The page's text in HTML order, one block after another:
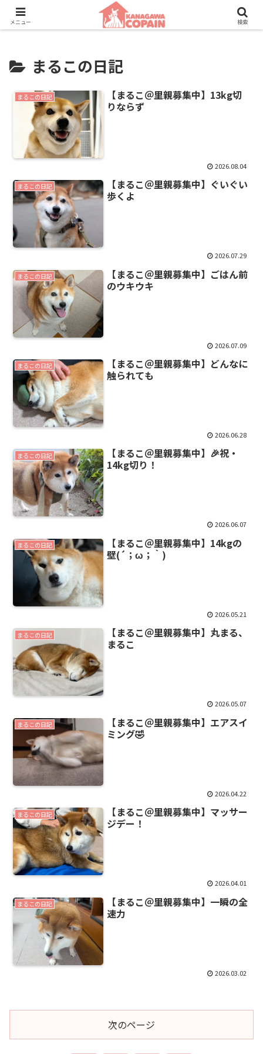
保護動物たちに、新しい家族との素敵な出会いを。
まるこの日記
まるこの日記
【まるこ＠里親募集中】13kg切
りならず
2026.08.04
まるこの日記
【まるこ＠里親募集中】ぐいぐい
歩くよ
2026.07.29
まるこの日記
【まるこ＠里親募集中】ごはん前
のウキウキ
2026.07.09
まるこの日記
【まるこ＠里親募集中】どんなに
触られても
2026.06.28
まるこの日記
【まるこ＠里親募集中】🎉祝・
14kg切り！
2026.06.07
まるこの日記
【まるこ＠里親募集中】14kgの
壁(´；ω；｀)
2026.05.21
まるこの日記
【まるこ＠里親募集中】丸まる、
まるこ
2026.05.07
まるこの日記
【まるこ＠里親募集中】エアスイ
ミング🤣
2026.04.22
まるこの日記
【まるこ＠里親募集中】マッサー
ジデー！
2026.04.01
まるこの日記
【まるこ＠里親募集中】一瞬の全
速力
2026.03.02
次のページ
メニュー 検索